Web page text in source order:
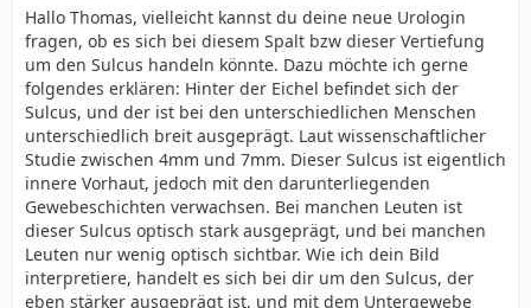
Hallo Thomas, vielleicht kannst du deine neue Urologin
fragen, ob es sich bei diesem Spalt bzw dieser Vertiefung
um den Sulcus handeln könnte. Dazu möchte ich gerne
folgendes erklären: Hinter der Eichel befindet sich der
Sulcus, und der ist bei den unterschiedlichen Menschen
unterschiedlich breit ausgeprägt. Laut wissenschaftlicher
Studie zwischen 4mm und 7mm. Dieser Sulcus ist eigentlich
innere Vorhaut, jedoch mit den darunterliegenden
Gewebeschichten verwachsen. Bei manchen Leuten ist
dieser Sulcus optisch stark ausgeprägt, und bei manchen
Leuten nur wenig optisch sichtbar. Wie ich dein Bild
interpretiere, handelt es sich bei dir um den Sulcus, der
eben stärker ausgeprägt ist, und mit dem Untergewebe